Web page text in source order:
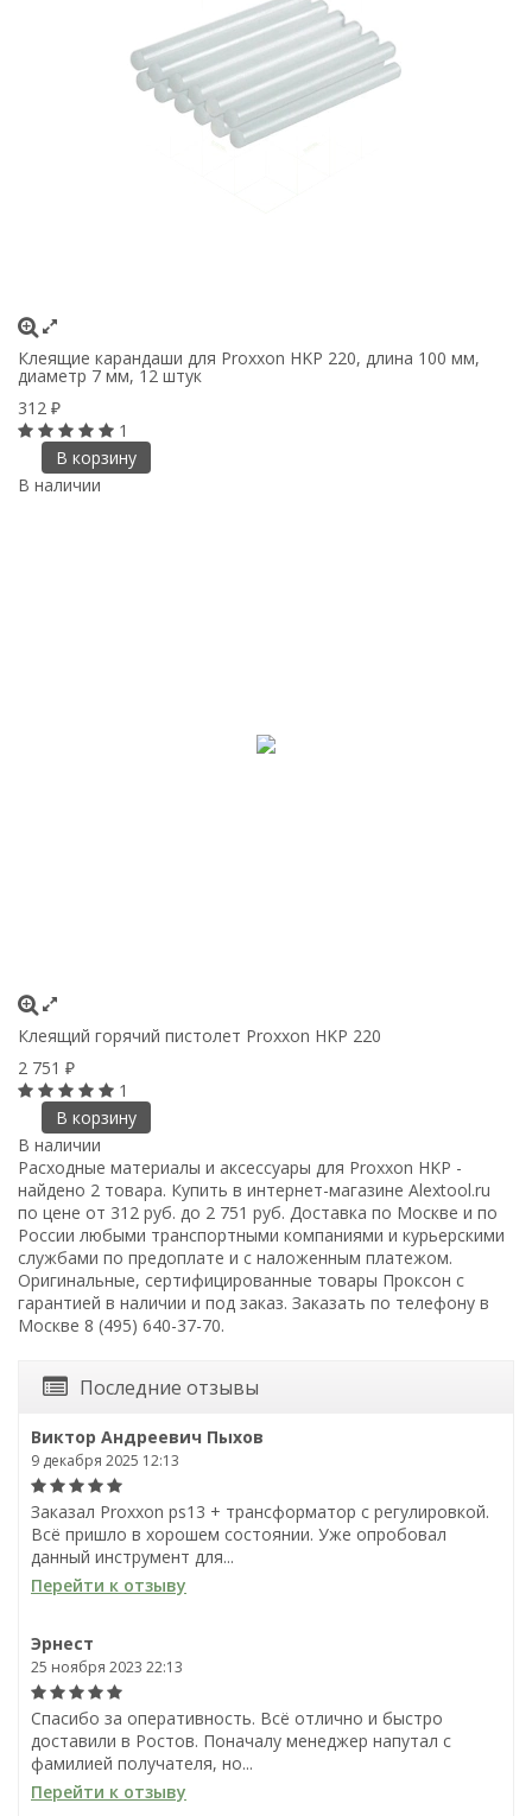
Клеящие карандаши для Proxxon HKP 220, длина 100 мм,
диаметр 7 мм, 12 штук
312 ₽
1
В корзину
В наличии
Клеящий горячий пистолет Proxxon HKP 220
2 751 ₽
1
В корзину
В наличии
Расходные материалы и аксессуары для Proxxon HKP -
найдено 2 товара. Купить в интернет-магазине Alextool.ru
по цене от 312 руб. до 2 751 руб. Доставка по Москве и по
России любыми транспортными компаниями и курьерскими
службами по предоплате и с наложенным платежом.
Оригинальные, сертифицированные товары Проксон с
гарантией в наличии и под заказ. Заказать по телефону в
Москве 8 (495) 640-37-70.
Последние отзывы
Виктор Андреевич Пыхов
9 декабря 2025 12:13
Заказал Proxxon ps13 + трансформатор с регулировкой.
Всё пришло в хорошем состоянии. Уже опробовал
данный инструмент для...
Перейти к отзыву
Эрнест
25 ноября 2023 22:13
Спасибо за оперативность. Всё отлично и быстро
доставили в Ростов. Поначалу менеджер напутал с
фамилией получателя, но...
Перейти к отзыву